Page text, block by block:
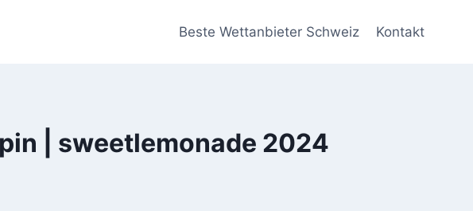
Beste Wettanbieter Schweiz Kontakt
| sweetlemonade 2024